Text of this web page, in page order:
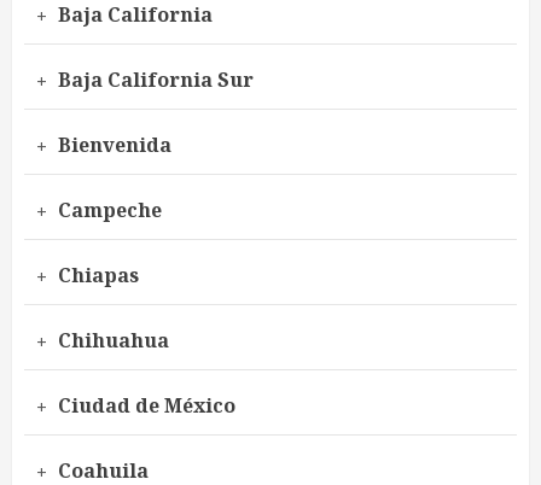
Baja California
Baja California Sur
Bienvenida
Campeche
Chiapas
Chihuahua
Ciudad de México
Coahuila